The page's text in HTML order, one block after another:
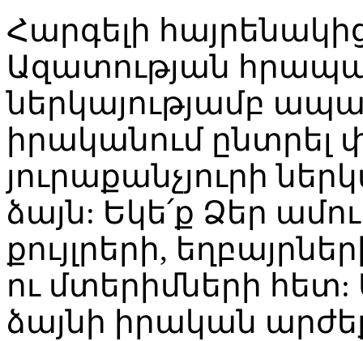
Հարգելի
Ազատության
ներկայությամբ
իրականում ընտրել
յուրաքանչյուրի
ձայն: Եկե՛ք Ձեր
քույլրերի,
ու մտերիմների հետ:
ձայնի իրական